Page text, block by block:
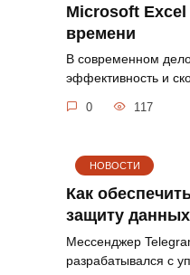
Microsoft
времени
В современном
эффективность и
0 117
НОВОСТИ
Как
защиту
Мессенджер
разрабатывался с